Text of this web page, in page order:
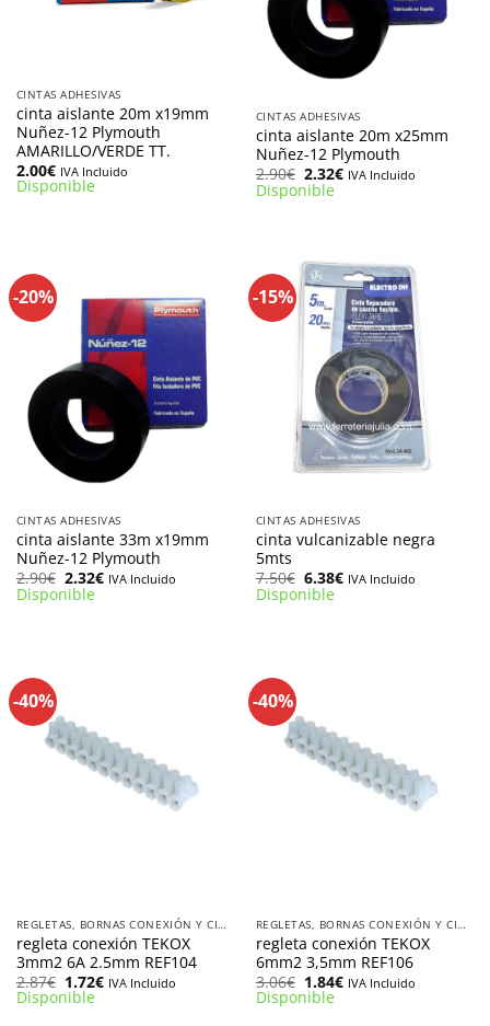
CINTAS ADHESIVAS
cinta aislante 20m x19mm
Nuñez-12 Plymouth
AMARILLO/VERDE TT.
2.00€ IVA Incluido
Disponible
CINTAS ADHESIVAS
cinta aislante 20m x25mm
Nuñez-12 Plymouth
2.90€ El
precio
original
2.32€ElIVA Incluido
Disponible
-20%
CINTAS ADHESIVAS
cinta aislante 33m x19mm
Nuñez-12 Plymouth
2.90€ El
precio
original
2.32€ElIVA Incluido
Disponible
-15%
CINTAS ADHESIVAS
cinta vulcanizable negra
5mts
7.50€ El
precio
original
6.38€ElIVA Incluido
Disponible
-40%
REGLETAS, BORNAS CONEXIÓN Y CINTA AISLANTE
regleta conexión TEKOX
3mm2 6A 2.5mm REF104
2.87€ El
precio
original
1.72€El
precio
IVA Incluido
Disponible
-40%
REGLETAS, BORNAS CONEXIÓN Y CINTA AISLANTE
regleta conexión TEKOX
6mm2 3,5mm REF106
3.06€ El
precio
original
1.84€El
precio
IVA Incluido
Disponible